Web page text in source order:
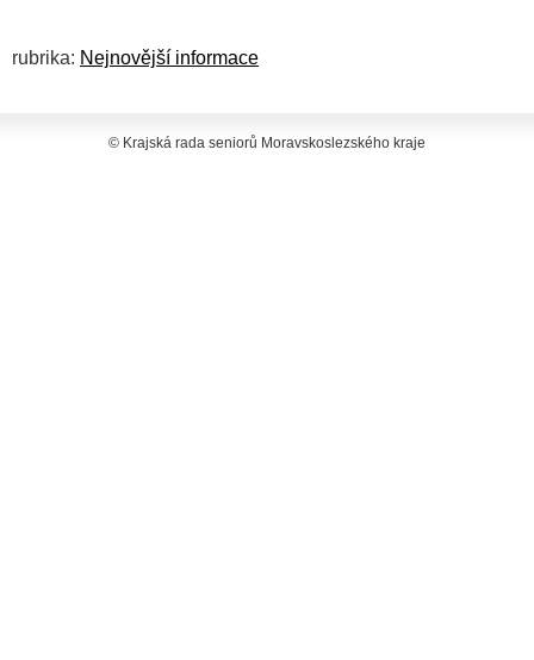
rubrika: Nejnovější informace
© Krajská rada seniorů Moravskoslezského kraje